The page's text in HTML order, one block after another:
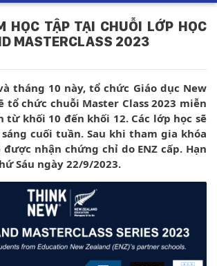
HỌC TẬP TẠI CHUỖI LỚP HỌC
MASTERCLASS 2023
tháng 10 này, tổ chức Giáo dục New
tổ chức chuỗi Master Class 2023 miễn
từ khối 10 đến khối 12. Các lớp học sẽ
cuối tuần. Sau khi tham gia khóa
được nhận chứng chỉ do ENZ cấp. Hạn
Sáu ngày 22/9/2023.